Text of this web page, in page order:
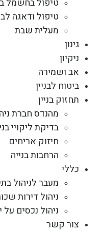
טיפול בחשמל
טיפול ודאגה
מעלית שבת
גינון
ניקיון
אב ושמירה
ביטוח לבניין
תחזוק בניין
מהנדס חברת
בדיקת ליקויי
חיזוק אריחים
הרחבות בנייה
כללי
מעבר לניהול
ניהול דירות
ניהול נכסים על
צור קשר